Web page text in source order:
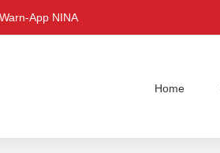
Warn-App NINA
Home